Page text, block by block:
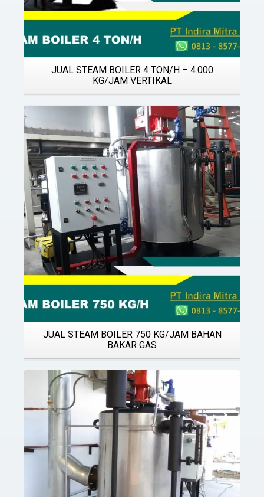
JUAL STEAM BOILER 4 TON/H – 4.000
KG/JAM VERTIKAL
Details
JUAL STEAM BOILER 750 KG/JAM BAHAN
BAKAR GAS
Details